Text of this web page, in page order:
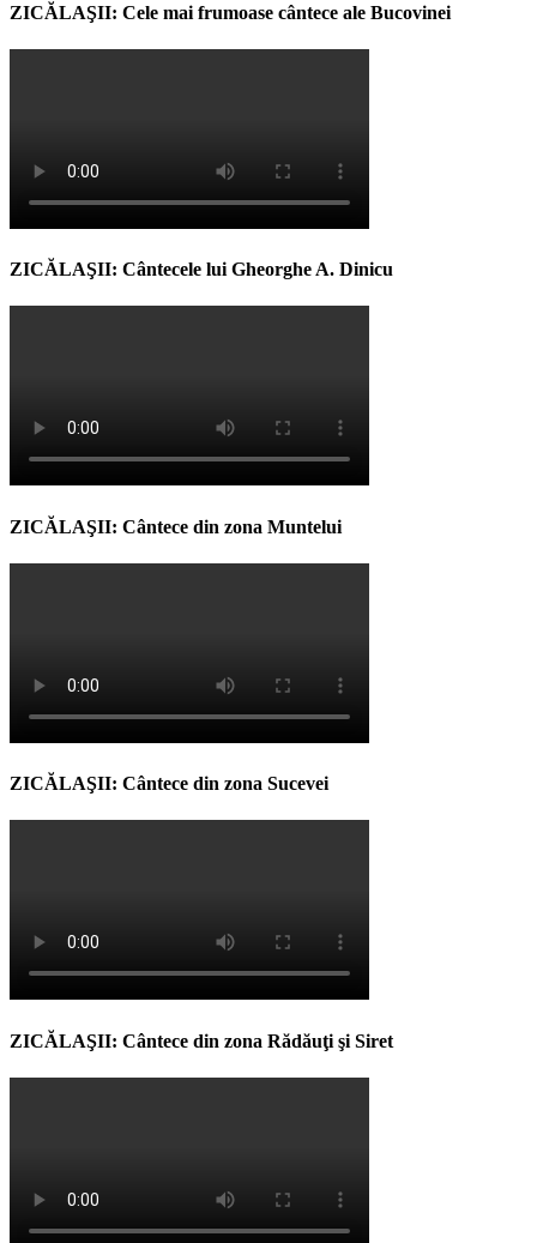
ZICĂLAŞII: Cele mai frumoase cântece ale Bucovinei
ZICĂLAŞII: Cântecele lui Gheorghe A. Dinicu
ZICĂLAŞII: Cântece din zona Muntelui
ZICĂLAŞII: Cântece din zona Sucevei
ZICĂLAŞII: Cântece din zona Rădăuţi şi Siret